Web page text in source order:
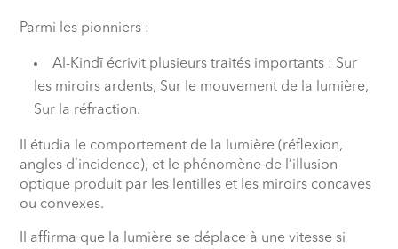
Parmi les pionniers :
Al-Kindī écrivit plusieurs traités importants : Sur
les miroirs ardents, Sur le mouvement de la lumière,
Sur la réfraction.
Il étudia le comportement de la lumière (réflexion,
angles d’incidence), et le phénomène de l’illusion
optique produit par les lentilles et les miroirs concaves
ou convexes.
Il affirma que la lumière se déplace à une vitesse si